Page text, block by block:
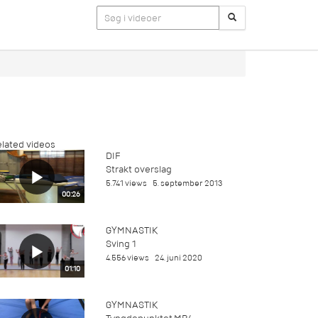
videos
00:26
DIF
Strakt overslag
5.741 views 5. september 2013
01:10
GYMNASTIK
Sving 1
4.556 views 24. juni 2020
GYMNASTIK